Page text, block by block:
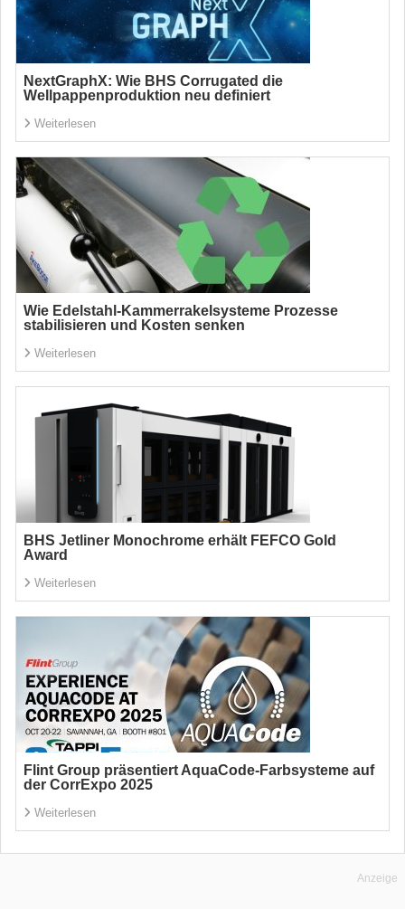
NextGraphX: Wie BHS Corrugated die
Wellpappenproduktion neu definiert
Weiterlesen
Wie Edelstahl-Kammerrakelsysteme Prozesse
stabilisieren und Kosten senken
Weiterlesen
BHS Jetliner Monochrome erhält FEFCO Gold
Award
Weiterlesen
Flint Group präsentiert AquaCode-Farbsysteme auf
der CorrExpo 2025
Weiterlesen
Anzeige